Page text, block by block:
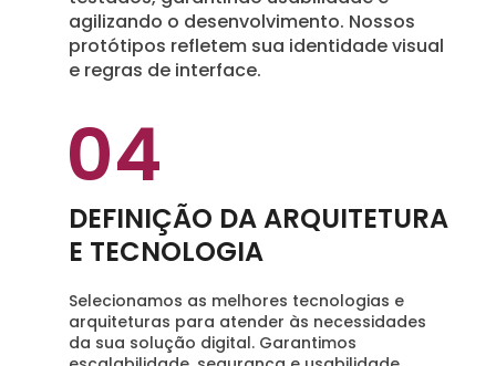
agilizando o desenvolvimento. Nossos
protótipos refletem sua identidade visual
e regras de interface.
04
DEFINIÇÃO DA ARQUITETURA
E TECNOLOGIA
Selecionamos as melhores tecnologias e
arquiteturas para atender às necessidades
da sua solução digital. Garantimos